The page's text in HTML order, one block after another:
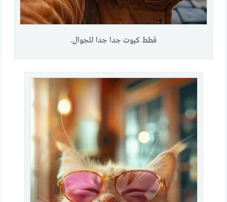
قطط كيوت جدا جدا للجوال.